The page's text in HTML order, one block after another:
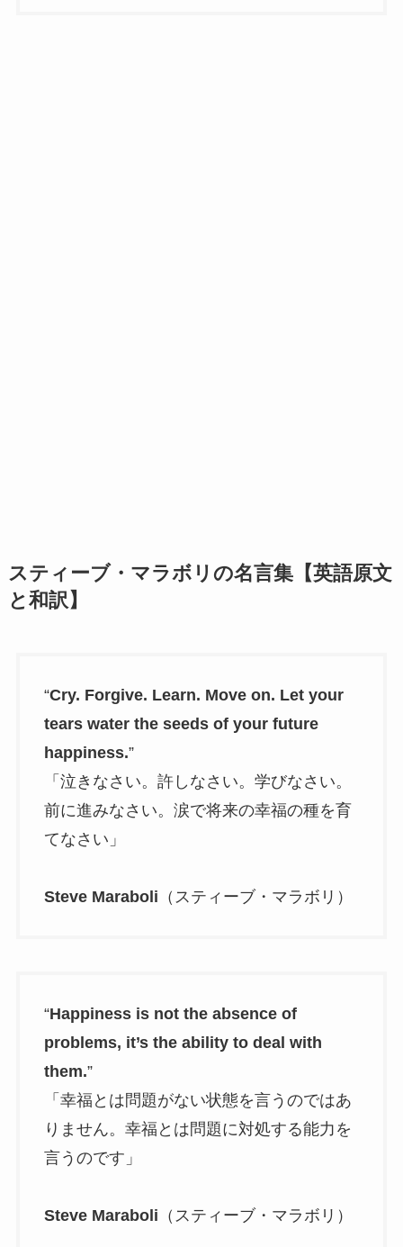
スティーブ・マラボリの名言集【英語原文
と和訳】
“Cry. Forgive. Learn. Move on. Let your
tears water the seeds of your future
happiness.”
「泣きなさい。許しなさい。学びなさい。
前に進みなさい。涙で将来の幸福の種を育
てなさい」
Steve Maraboli （スティーブ・マラボリ）
“Happiness is not the absence of
problems, it’s the ability to deal with
them.”
「幸福とは問題がない状態を言うのではあ
りません。幸福とは問題に対処する能力を
言うのです」
Steve Maraboli （スティーブ・マラボリ）